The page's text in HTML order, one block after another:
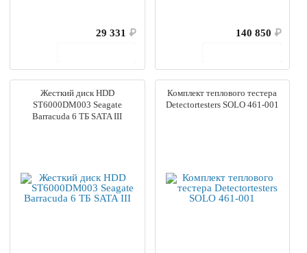
29 331 ₽
140 850 ₽
Жесткий диск HDD
ST6000DM003 Seagate
Barracuda 6 ТБ SATA III
Комплект теплового тестера
Detectortesters SOLO 461-001